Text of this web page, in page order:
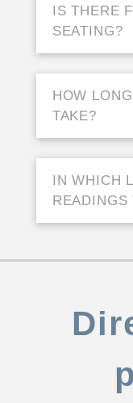
IS THERE
SEATING?
HOW
TAKE?
IN WHICH
READINGS